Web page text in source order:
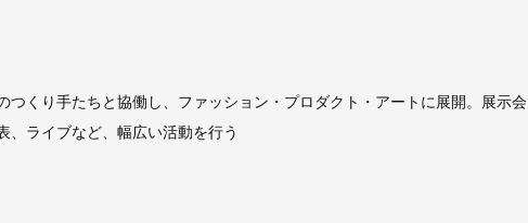
くり手たちと協働し、ファッション・プロダクト・アートに展開。展示会
、ライブなど、幅広い活動を行う